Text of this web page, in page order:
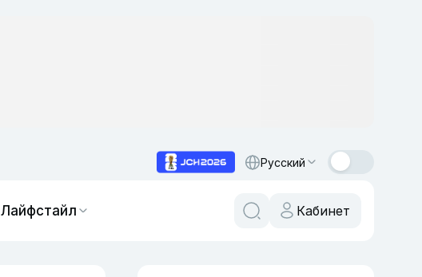
Русский
Лайфстайл Кабинет